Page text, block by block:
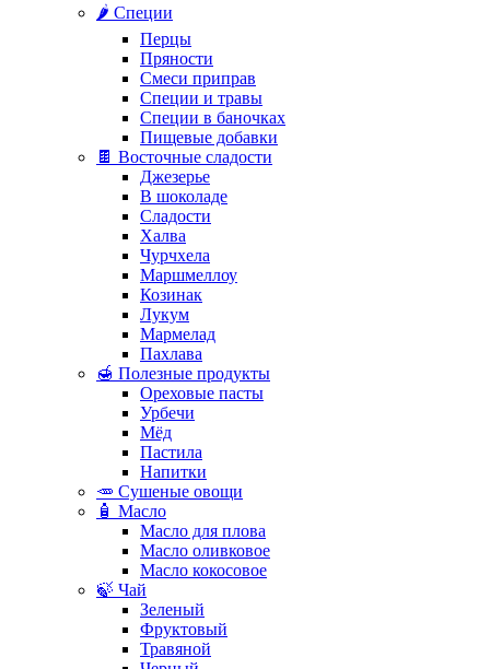
🌶️ Специи
Перцы
Пряности
Смеси приправ
Специи и травы
Специи в баночках
Пищевые добавки
🍫 Восточные сладости
Джезерье
В шоколаде
Сладости
Халва
Чурчхела
Маршмеллоу
Козинак
Лукум
Мармелад
Пахлава
🍯 Полезные продукты
Ореховые пасты
Урбечи
Мёд
Пастила
Напитки
🥕 Сушеные овощи
🧴 Масло
Масло для плова
Масло оливковое
Масло кокосовое
🍃 Чай
Зеленый
Фруктовый
Травяной